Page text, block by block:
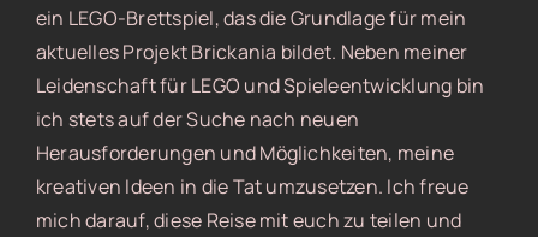
ein LEGO-Brettspiel, das die Grundlage für mein
aktuelles Projekt Brickania bildet. Neben meiner
Leidenschaft für LEGO und Spieleentwicklung bin
ich stets auf der Suche nach neuen
Herausforderungen und Möglichkeiten, meine
kreativen Ideen in die Tat umzusetzen. Ich freue
mich darauf, diese Reise mit euch zu teilen und